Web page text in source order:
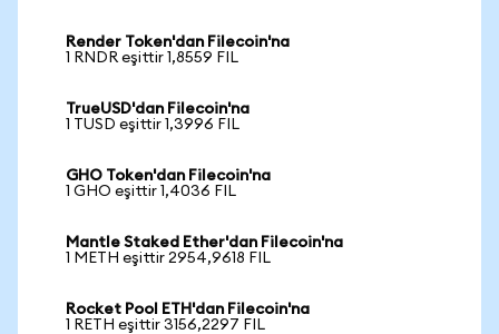
Render Token'dan Filecoin'na
1 RNDR eşittir 1,8559 FIL
TrueUSD'dan Filecoin'na
1 TUSD eşittir 1,3996 FIL
GHO Token'dan Filecoin'na
1 GHO eşittir 1,4036 FIL
Mantle Staked Ether'dan Filecoin'na
1 METH eşittir 2954,9618 FIL
Rocket Pool ETH'dan Filecoin'na
1 RETH eşittir 3156,2297 FIL